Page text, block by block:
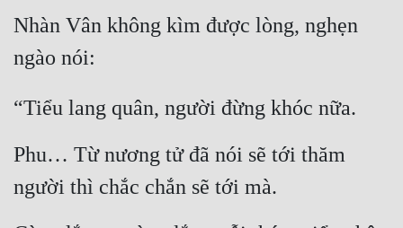
Võng Du
Xuyên Không
Xuyên Nhanh
Nhàn Vân không kìm được lòng, nghẹn
ngào nói:
“Tiểu lang quân, người đừng khóc nữa.
Phu… Từ nương tử đã nói sẽ tới thăm
người thì chắc chắn sẽ tới mà.